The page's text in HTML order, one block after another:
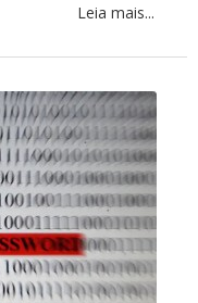
Leia mais...